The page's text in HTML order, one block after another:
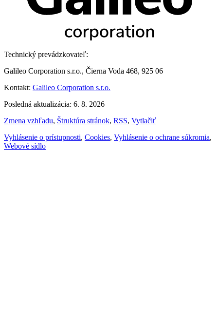
Technický prevádzkovateľ:
Galileo Corporation s.r.o., Čierna Voda 468, 925 06
Kontakt: Galileo Corporation s.r.o.
Posledná aktualizácia: 6. 8. 2026
Zmena vzhľadu, Štruktúra stránok, RSS, Vytlačiť
Vyhlásenie o prístupnosti, Cookies, Vyhlásenie o ochrane súkromia,
Webové sídlo